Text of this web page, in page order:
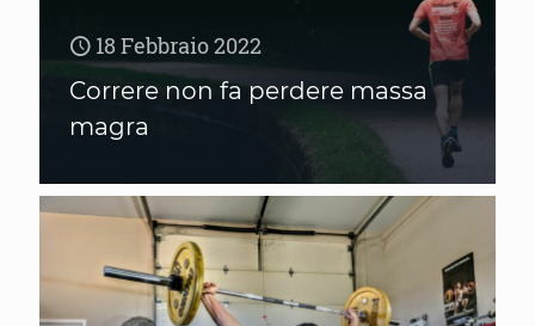
18 Febbraio 2022
Correre non fa perdere massa
magra